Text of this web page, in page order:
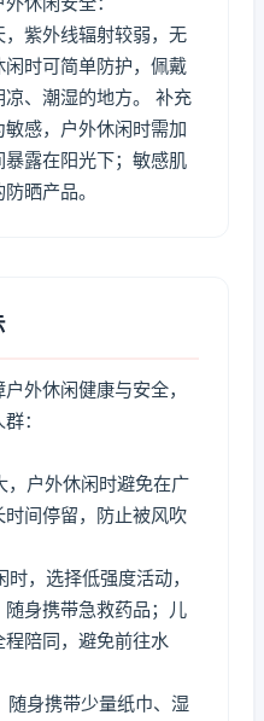
紫外线辐射较弱，无
时可简单防护，佩戴
、潮湿的地方。 补充
感，户外休闲时需加
露在阳光下；敏感肌
晒产品。
外休闲健康与安全，
：
，户外休闲时避免在广
间停留，防止被风吹
，选择低强度活动，
身携带急救药品；儿
陪同，避免前往水
随身携带少量纸巾、湿